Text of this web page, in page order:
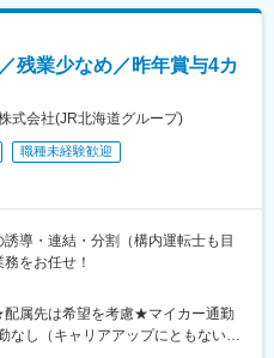
残業少なめ／昨年賞与4カ
式会社(JR北海道グループ)
職種未経験歓迎
誘導・連結・分割（構内運転士も目
をお任せ！
属先は希望を考慮★マイカー通勤
なし（キャリアアップにともない打